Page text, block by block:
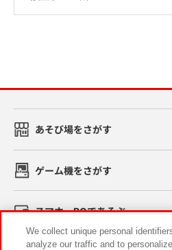
あそび場をさがす
ゲーム機をさがす
スマホ・PCであそぶ
We collect unique personal
analyze our traffic and to